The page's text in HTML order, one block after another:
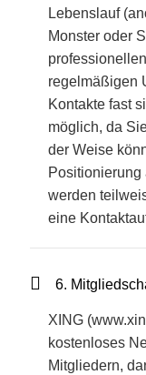
Lebenslauf
Monster oder
regelmäßigen
Kontakte fast
möglich, da
der Weise
Positionierung
werden
eine
6.
XING
kostenloses
Mitgliedern,